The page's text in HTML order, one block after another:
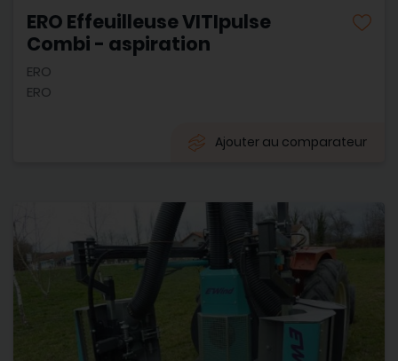
ERO Effeuilleuse VITIpulse
Combi - aspiration
ERO
ERO
Ajouter au comparateur